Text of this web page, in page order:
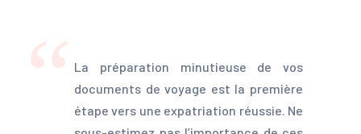
La préparation minutieuse de vos
documents de voyage est la première
étape vers une expatriation réussie. Ne